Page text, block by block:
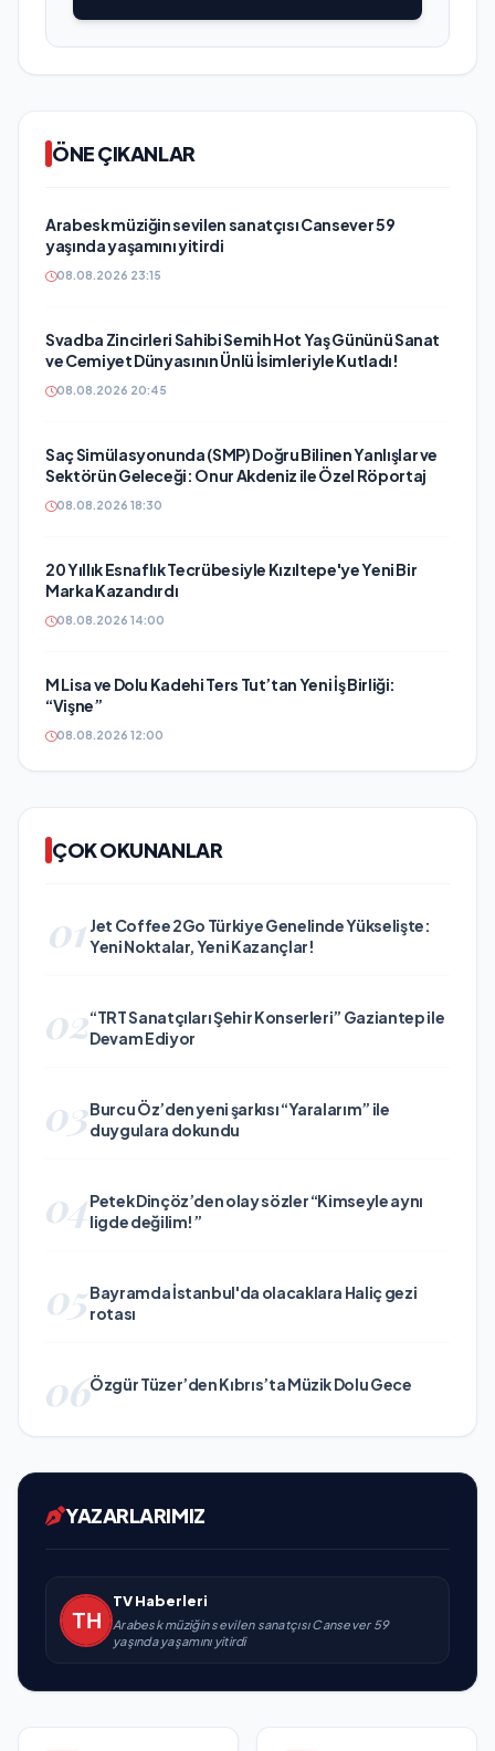
ÖNE ÇIKANLAR
Arabesk müziğin sevilen sanatçısı Cansever 59
yaşında yaşamını yitirdi
08.08.2026 23:15
Svadba Zincirleri Sahibi Semih Hot Yaş Gününü Sanat
ve Cemiyet Dünyasının Ünlü İsimleriyle Kutladı!
08.08.2026 20:45
Saç Simülasyonunda (SMP) Doğru Bilinen Yanlışlar ve
Sektörün Geleceği: Onur Akdeniz ile Özel Röportaj
08.08.2026 18:30
20 Yıllık Esnaflık Tecrübesiyle Kızıltepe'ye Yeni Bir
Marka Kazandırdı
08.08.2026 14:00
M Lisa ve Dolu Kadehi Ters Tut’tan Yeni İş Birliği:
“Vişne”
08.08.2026 12:00
ÇOK OKUNANLAR
01 Jet Coffee 2Go Türkiye Genelinde Yükselişte:
Yeni Noktalar, Yeni Kazançlar!
02“TRT Sanatçıları Şehir Konserleri” Gaziantep ile
Devam Ediyor
03Burcu Öz’den yeni şarkısı “Yaralarım” ile
duygulara dokundu
04Petek Dinçöz’den olay sözler “Kimseyle aynı
ligde değilim!”
05Bayramda İstanbul'da olacaklara Haliç gezi
rotası
06Özgür Tüzer’den Kıbrıs’ta Müzik Dolu Gece
YAZARLARIMIZ
TV Haberleri
Arabesk müziğin sevilen sanatçısı Cansever 59
yaşında yaşamını yitirdi